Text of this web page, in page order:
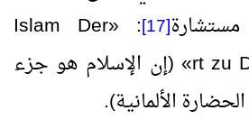
مستشارة[17]
:
«
Der
Islam
rt zu
» (إن الإسلام هو جزء
الألمانية).